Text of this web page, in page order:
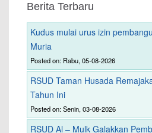
Berita Terbaru
Kudus mulai urus izin
Muria
Posted on: Rabu, 05-08-2026
RSUD Taman Husada
Tahun Ini
Posted on: Senin, 03-08-2026
RSUD Al – Mulk Galakkan